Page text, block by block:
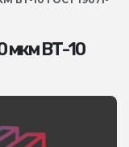
мкм ВТ-10